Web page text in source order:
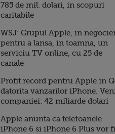
785 de mil. dolari, in scopuri
caritabile
WSJ: Grupul Apple, in
pentru a lansa, in toamna, un
serviciu TV online, cu 25 de
canale
Profit record pentru Apple in
datorita vanzarilor iPhone.
companiei: 42 miliarde dolari
Apple anunta ca telefoanele
iPhone 6 si iPhone 6 Plus vor fi